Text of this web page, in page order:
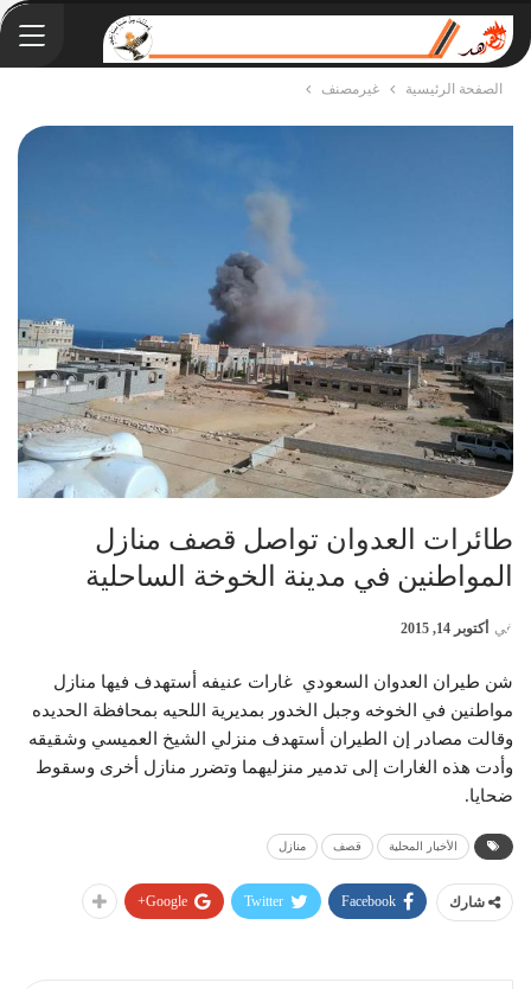
الصفحة الرئيسية غيرمصنف
طائرات العدوان تواصل قصف منازل
المواطنين في مدينة الخوخة الساحلية
في أكتوبر 14, 2015
شن طيران العدوان السعودي غارات عنيفه أستهدف فيها منازل
مواطنين في الخوخه وجبل الخدور بمديرية اللحيه بمحافظة الحديده
وقالت مصادر إن الطيران أستهدف منزلي الشيخ العميسي وشقيقه
وأدت هذه الغارات إلى تدمير منزليهما وتضرر منازل أخرى وسقوط
ضحايا.
الأخبار المحلية قصف منازل
شارك Facebook
Twitter
Google+